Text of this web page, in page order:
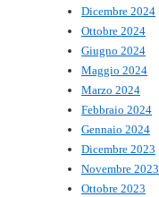
Dicembre 2024
Ottobre 2024
Giugno 2024
Maggio 2024
Marzo 2024
Febbraio 2024
Gennaio 2024
Dicembre 2023
Novembre 2023
Ottobre 2023